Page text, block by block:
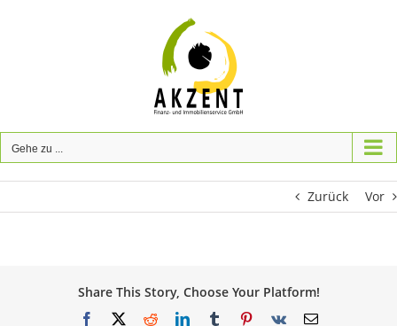
Gehe zu ...
Zurück Vor
Share This Story, Choose Your Platform!
Facebook
X RedditLinkedInTumblrPinterest
Vk
E-